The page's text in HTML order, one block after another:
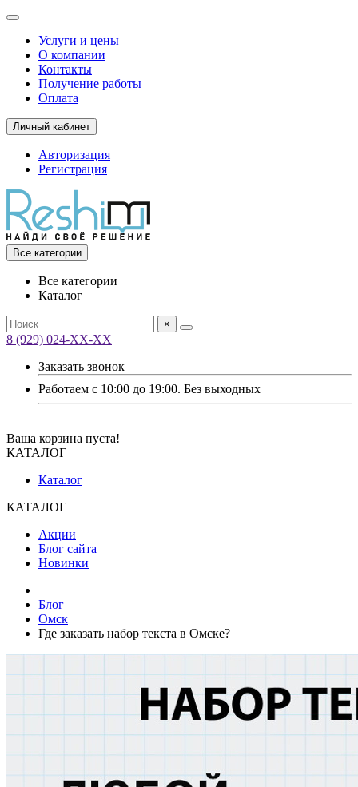
Услуги и цены
О компании
Контакты
Получение работы
Оплата
Личный кабинет
Авторизация
Регистрация
Все категории
Все категории
Каталог
×
8 (929) 024-ХХ-ХХ
Заказать звонок
Работаем с 10:00 до 19:00. Без выходных
Ваша корзина пуста!
КАТАЛОГ
Каталог
КАТАЛОГ
Акции
Блог сайта
Новинки
Блог
Омск
Где заказать набор текста в Омске?